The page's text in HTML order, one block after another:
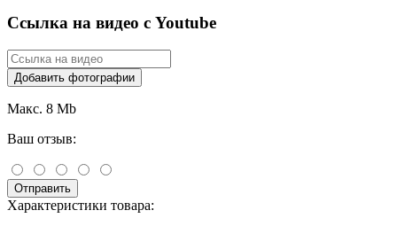
Ссылка на видео с Youtube
Добавить фотографии
Макс. 8 Mb
Ваш отзыв:
Отправить
Характеристики товара: